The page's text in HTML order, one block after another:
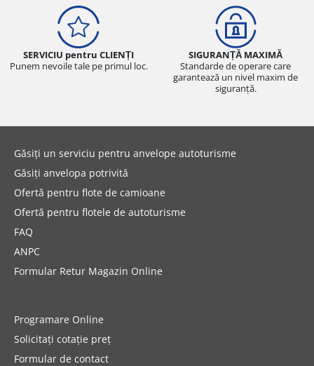
SERVICIU pentru CLIENȚI
Punem nevoile tale pe primul loc.
SIGURANȚĂ MAXIMĂ
Standarde de operare care
garantează un nivel maxim de
siguranță.
Găsiți un serviciu pentru anvelope autoturisme
Găsiți anvelopa potrivită
Ofertă pentru flote de camioane
Ofertă pentru flotele de autoturisme
FAQ
ANPC
Formular Retur Magazin Online
Programare Online
Solicitați cotație preț
Formular de contact